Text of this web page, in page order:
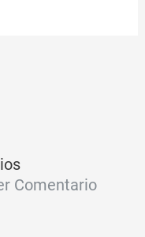
Comentario